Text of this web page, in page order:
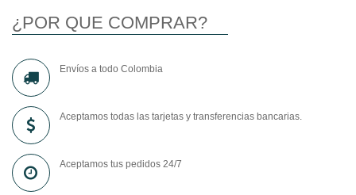
¿POR QUE COMPRAR?
Envíos a todo Colombia
Aceptamos todas las tarjetas y transferencias bancarias.
Aceptamos tus pedidos 24/7